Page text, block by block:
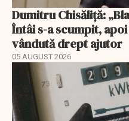
Dumitru Chisăliță:
Întâi s-a scumpit,
vândută drept ajutor
05 AUGUST 2026